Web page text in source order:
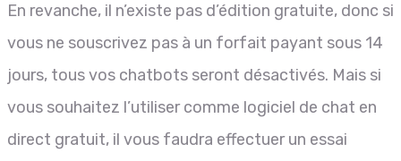
En revanche, il n’existe pas d’édition gratuite, donc si
vous ne souscrivez pas à un forfait payant sous 14
jours, tous vos chatbots seront désactivés. Mais si
vous souhaitez l’utiliser comme logiciel de chat en
direct gratuit, il vous faudra effectuer un essai